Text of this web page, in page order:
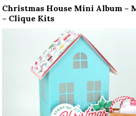
Christmas House Mini Album –
– Clique Kits